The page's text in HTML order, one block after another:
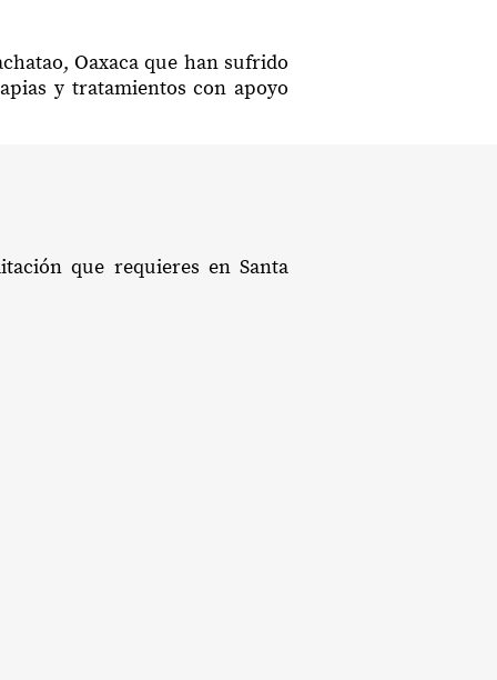
Oaxaca que han sufrido
y tratamientos con apoyo
que requieres en Santa